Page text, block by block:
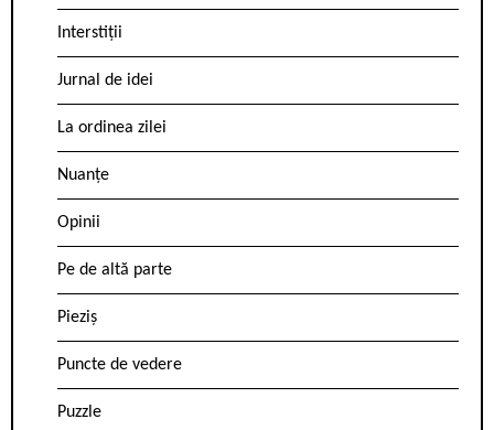
Interstiții
Jurnal de idei
La ordinea zilei
Nuanțe
Opinii
Pe de altă parte
Pieziș
Puncte de vedere
Puzzle